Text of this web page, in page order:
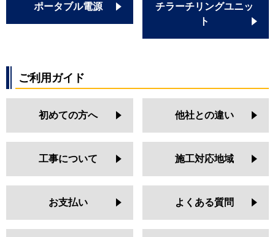
ポータブル電源
チラーチリングユニッ
ト
ご利用ガイド
初めての方へ 他社との違い
工事について 施工対応地域
お支払い よくある質問